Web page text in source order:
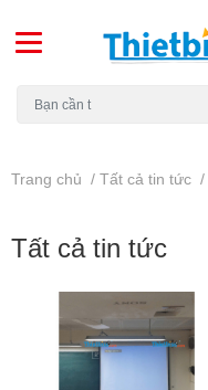
Trang chủ / Tất cả tin tức /
Tất cả tin tức